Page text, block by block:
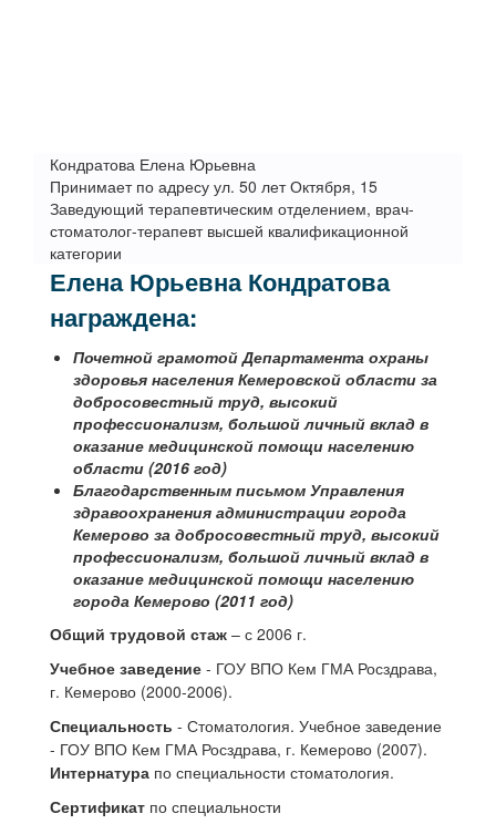
Кондратова Елена Юрьевна
Принимает по адресу ул. 50 лет Октября, 15
Заведующий терапевтическим отделением, врач-
стоматолог-терапевт высшей квалификационной
категории
Елена Юрьевна Кондратова
награждена:
Почетной грамотой Департамента охраны
здоровья населения Кемеровской области за
добросовестный труд, высокий
профессионализм, большой личный вклад в
оказание медицинской помощи населению
области (2016 год)
Благодарственным письмом Управления
здравоохранения администрации города
Кемерово за добросовестный труд, высокий
профессионализм, большой личный вклад в
оказание медицинской помощи населению
города Кемерово (2011 год)
Общий трудовой стаж – с 2006 г.
Учебное заведение - ГОУ ВПО Кем ГМА Росздрава,
г. Кемерово (2000-2006).
Специальность - Стоматология. Учебное заведение
- ГОУ ВПО Кем ГМА Росздрава, г. Кемерово (2007).
Интернатура по специальности стоматология.
Сертификат по специальности